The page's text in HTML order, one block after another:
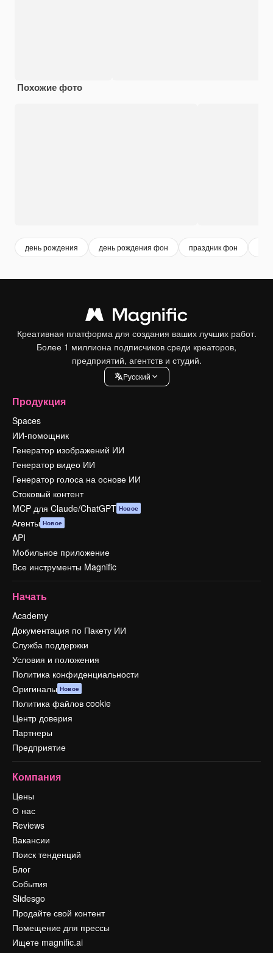
Похожие фото
день рождения день рождения фон праздник фон
Креативная платформа для создания ваших лучших работ.
Более 1 миллиона подписчиков среди креаторов,
предприятий, агентств и студий.
Pусский
Продукция
Spaces
ИИ-помощник
Генератор изображений ИИ
Генератор видео ИИ
Генератор голоса на основе ИИ
Стоковый контент
MCP для Claude/ChatGPT Новое
Агенты Новое
API
Мобильное приложение
Все инструменты Magnific
Начать
Academy
Документация по Пакету ИИ
Служба поддержки
Условия и положения
Политика конфиденциальности
Оригиналы Новое
Политика файлов cookie
Центр доверия
Партнеры
Предприятие
Компания
Цены
О нас
Reviews
Вакансии
Поиск тенденций
Блог
События
Slidesgo
Продайте свой контент
Помещение для прессы
Ищете magnific.ai